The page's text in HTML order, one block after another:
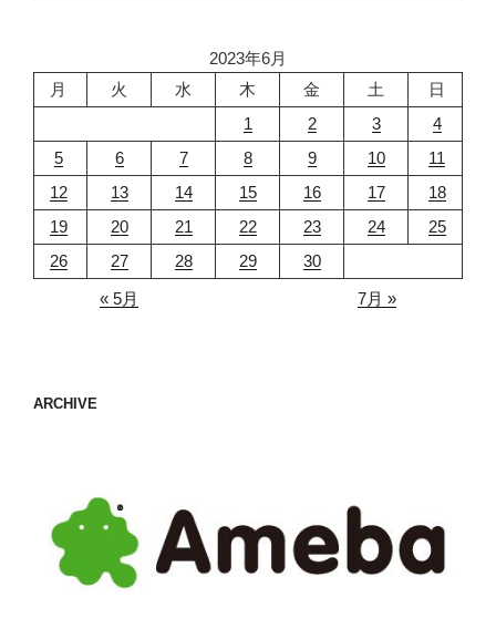
2023年6月
月
火 水 木 金 土
日
1
2 3
4
5
6 7 8 9 10
11
12
13 14 15 16 17
18
19
20 21 22 23 24
25
26
27 28 29
30
« 5月
7月 »
ARCHIVE